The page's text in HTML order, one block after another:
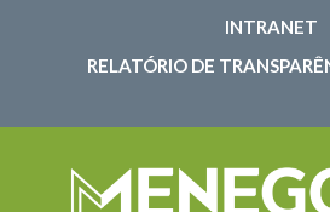
INTRANET
RELATÓRIO DE